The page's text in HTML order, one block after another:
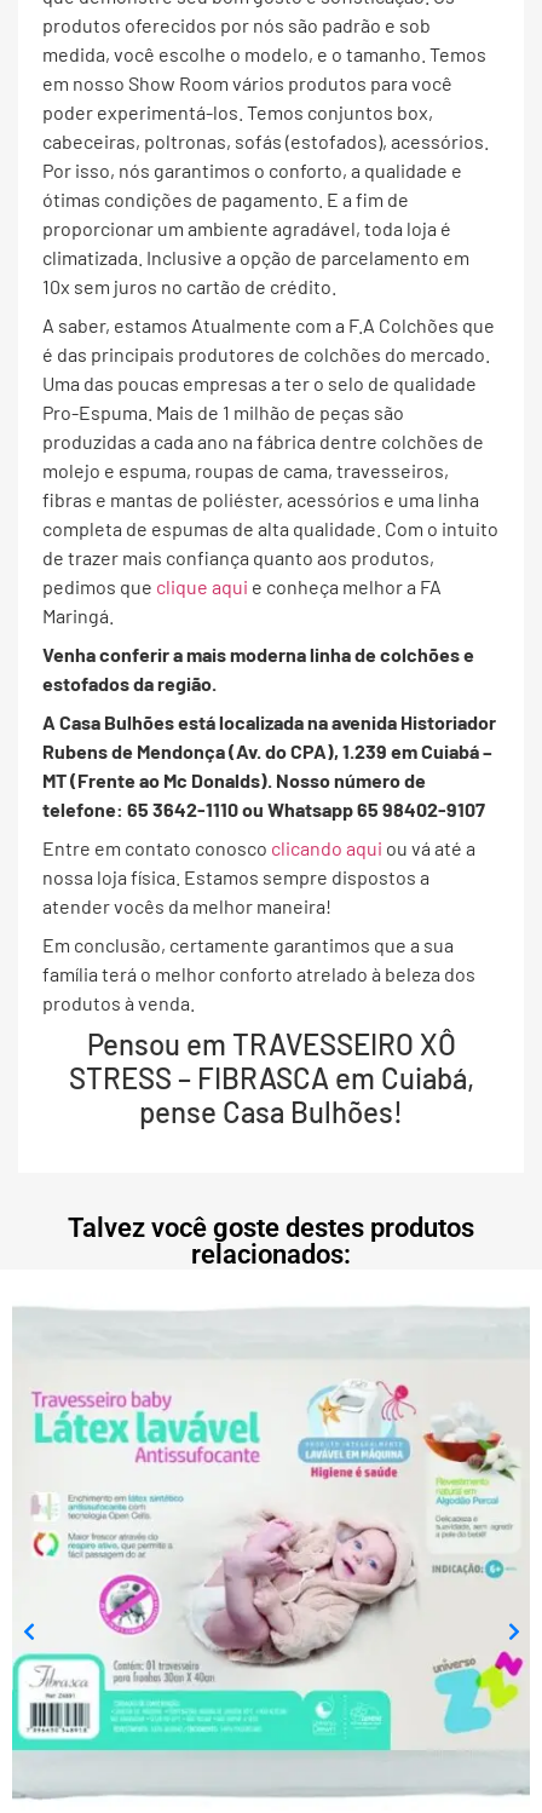
produtos oferecidos por nós são padrão e sob
medida, você escolhe o modelo, e o tamanho. Temos
em nosso Show Room vários produtos para você
poder experimentá-los. Temos conjuntos box,
cabeceiras, poltronas, sofás (estofados), acessórios.
Por isso, nós garantimos o conforto, a qualidade e
ótimas condições de pagamento. E a fim de
proporcionar um ambiente agradável, toda loja é
climatizada. Inclusive a opção de parcelamento em
10x sem juros no cartão de crédito.
A saber, estamos Atualmente com a F.A Colchões que
é das principais produtores de colchões do mercado.
Uma das poucas empresas a ter o selo de qualidade
Pro-Espuma. Mais de 1 milhão de peças são
produzidas a cada ano na fábrica dentre colchões de
molejo e espuma, roupas de cama, travesseiros,
fibras e mantas de poliéster, acessórios e uma linha
completa de espumas de alta qualidade. Com o intuito
de trazer mais confiança quanto aos produtos,
pedimos que clique aqui e conheça melhor a FA
Maringá.
Venha conferir a mais moderna linha de colchões e
estofados da região.
A Casa Bulhões está localizada na avenida Historiador
Rubens de Mendonça (Av. do CPA), 1.239 em Cuiabá –
MT (Frente ao Mc Donalds). Nosso número de
telefone: 65 3642-1110 ou Whatsapp 65 98402-9107
Entre em contato conosco clicando aqui ou vá até a
nossa loja física. Estamos sempre dispostos a
atender vocês da melhor maneira!
Em conclusão, certamente garantimos que a sua
família terá o melhor conforto atrelado à beleza dos
produtos à venda.
Pensou em TRAVESSEIRO XÔ
STRESS – FIBRASCA em Cuiabá,
pense Casa Bulhões!
Talvez você goste destes produtos
relacionados: